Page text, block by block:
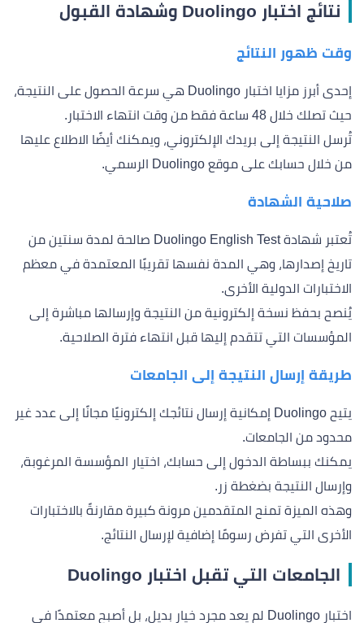
نتائج اختبار Duolingo وشهادة القبول
وقت ظهور النتائج
إحدى أبرز مزايا اختبار Duolingo هي سرعة الحصول على النتيجة،
حيث تصلك خلال 48 ساعة فقط من وقت انتهاء الاختبار.
تُرسل النتيجة إلى بريدك الإلكتروني، ويمكنك أيضًا الاطلاع عليها
من خلال حسابك على موقع Duolingo الرسمي.
صلاحية الشهادة
تُعتبر شهادة Duolingo English Test صالحة لمدة سنتين من
تاريخ إصدارها، وهي المدة نفسها تقريبًا المعتمدة في معظم
الاختبارات الدولية الأخرى.
يُنصح بحفظ نسخة إلكترونية من النتيجة وإرسالها مباشرة إلى
المؤسسات التي تتقدم إليها قبل انتهاء فترة الصلاحية.
طريقة إرسال النتيجة إلى الجامعات
يتيح Duolingo إمكانية إرسال نتائجك إلكترونيًا مجانًا إلى عدد غير
محدود من الجامعات.
يمكنك ببساطة الدخول إلى حسابك، اختيار المؤسسة المرغوبة،
وإرسال النتيجة بضغطة زر.
وهذه الميزة تمنح المتقدمين مرونة كبيرة مقارنةً بالاختبارات
الأخرى التي تفرض رسومًا إضافية لإرسال النتائج.
الجامعات التي تقبل اختبار Duolingo
اختبار Duolingo لم يعد مجرد خيار بديل، بل أصبح معتمدًا في